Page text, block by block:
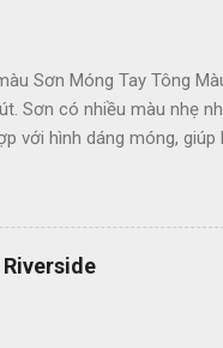
Sơn Móng Tay Tông
Sơn có nhiều màu nhẹ
với hình dáng móng,
không chứa các thành
bị biến màu, bảo
móng với chất lượng
Riverside